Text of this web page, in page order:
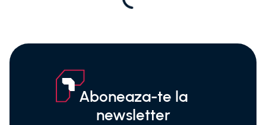
Aboneaza-te la
newsletter